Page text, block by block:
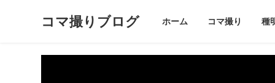
コマ撮りブログ ホーム コマ撮り 種